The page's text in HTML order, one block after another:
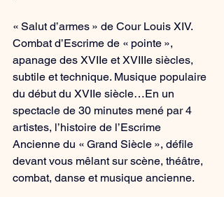
​« Salut d’armes » de Cour Louis XIV.
Combat d’Escrime de « pointe »,
apanage des XVIIe et XVIIIe siècles,
subtile et technique. Musique populaire
du début du XVIIe siècle…En un
spectacle de 30 minutes mené par 4
artistes, l’histoire de l’Escrime
Ancienne du « Grand Siècle », défile
devant vous mêlant sur scène, théâtre,
combat,​ danse et musique ancienne.